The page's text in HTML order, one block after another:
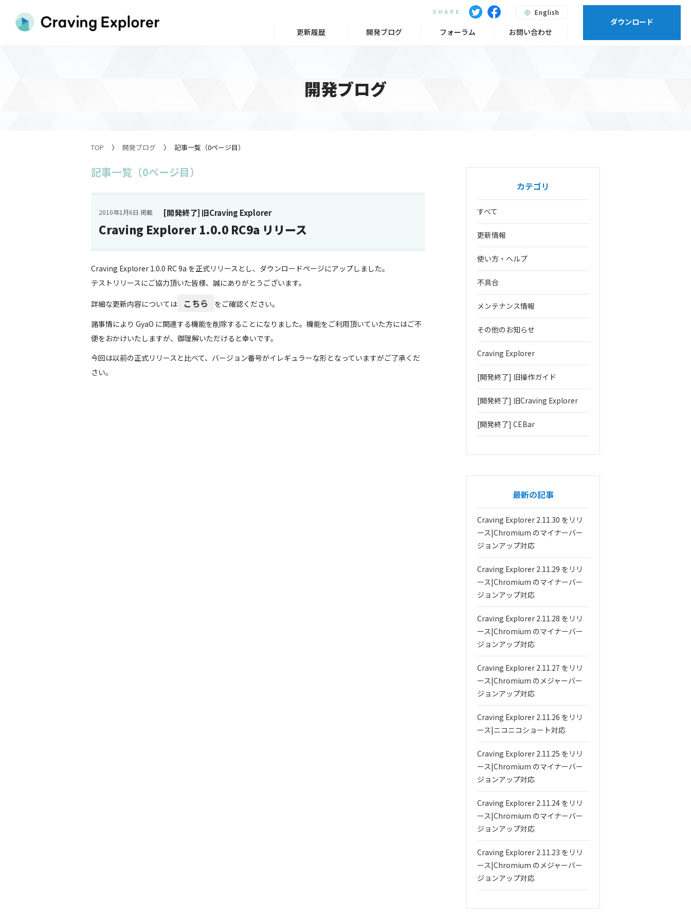
開発ブログ
TOP 開発ブログ 記事一覧（0ページ目）
記事一覧（0ページ目）
[開発終了] 旧Craving Explorer
2010年1月6日 掲載
Craving Explorer 1.0.0 RC9a リリース
Craving Explorer 1.0.0 RC 9a を正式リリースとし、ダウンロードページにアップしました。
テストリリースにご協力頂いた皆様、誠にありがとうございます。
詳細な更新内容については こちら
をご確認ください。
諸事情により GyaO に関連する機能を削除することになりました。機能をご利用頂いていた方にはご不
便をおかけいたしますが、御理解いただけると幸いです。
今回は以前の正式リリースと比べて、バージョン番号がイレギュラーな形となっていますがご了承くだ
さい。
カテゴリ
すべて
更新情報
使い方・ヘルプ
不具合
メンテナンス情報
その他のお知らせ
Craving Explorer
[開発終了] 旧操作ガイド
[開発終了] 旧Craving Explorer
[開発終了] CEBar
最新の記事
Craving Explorer 2.11.30 をリリ
ース|Chromium のマイナーバー
ジョンアップ対応
Craving Explorer 2.11.29 をリリ
ース|Chromium のマイナーバー
ジョンアップ対応
Craving Explorer 2.11.28 をリリ
ース|Chromium のマイナーバー
ジョンアップ対応
Craving Explorer 2.11.27 をリリ
ース|Chromium のメジャーバー
ジョンアップ対応
Craving Explorer 2.11.26 をリリ
ース|ニコニコショート対応
Craving Explorer 2.11.25 をリリ
ース|Chromium のマイナーバー
ジョンアップ対応
Craving Explorer 2.11.24 をリリ
ース|Chromium のマイナーバー
ジョンアップ対応
Craving Explorer 2.11.23 をリリ
ース|Chromium のメジャーバー
ジョンアップ対応
ダウンロード
English
更新履歴 開発ブログ フォーラム お問い合わせ